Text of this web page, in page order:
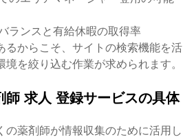
ランスと有給休暇の取得率
るからこそ、サイトの検索機能を活
境を絞り込む作業が求められます。
師 求人 登録サービスの具体
の薬剤師が情報収集のために活用し